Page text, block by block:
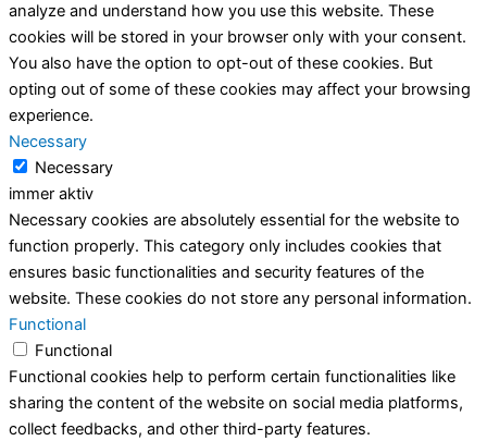
analyze and understand how you use this website. These
cookies will be stored in your browser only with your consent.
You also have the option to opt-out of these cookies. But
opting out of some of these cookies may affect your browsing
experience.
Necessary
Necessary
immer aktiv
Necessary cookies are absolutely essential for the website to
function properly. This category only includes cookies that
ensures basic functionalities and security features of the
website. These cookies do not store any personal information.
Functional
Functional
Functional cookies help to perform certain functionalities like
sharing the content of the website on social media platforms,
collect feedbacks, and other third-party features.